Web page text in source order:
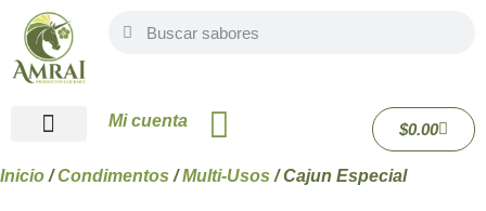
Mi cuenta $0.00
Inicio /Condimentos /Multi-Usos / Cajun Especial